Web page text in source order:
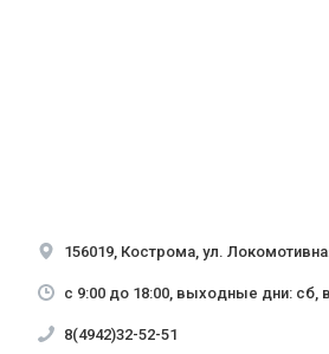
156019, Кострома, ул.
с 9:00 до 18:00, выходные дни: сб,
8(4942)32-52-51